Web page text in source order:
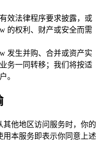
效法律程序要求披露，或
的权利、财产或安全而需
发生并购、合并或资产实
务一同转移；我们将按适
。
他地区访问服务时，你的
本服务即表示你同意上述